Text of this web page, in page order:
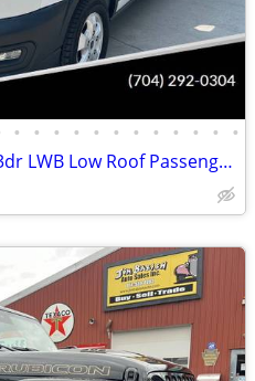
• • • • • • • • • • • •
2018 Ford Transit 350 XLT 3dr LWB Low Roof Passenger Van w/Sliding Sid